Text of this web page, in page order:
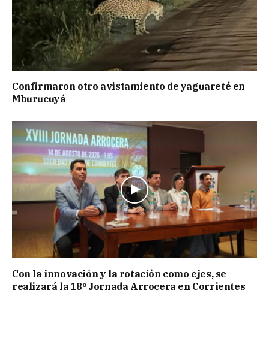
Confirmaron otro avistamiento de yaguareté en
Mburucuyá
Con la innovación y la rotación como ejes, se
realizará la 18º Jornada Arrocera en Corrientes